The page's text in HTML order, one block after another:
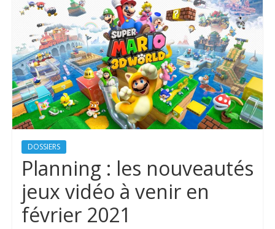
DOSSIERS
Planning : les nouveautés
jeux vidéo à venir en
février 2021